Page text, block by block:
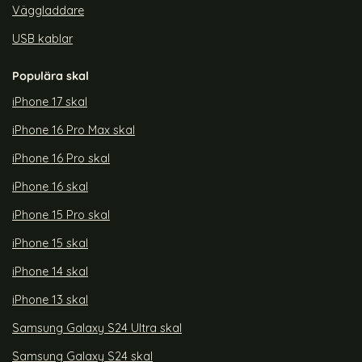
Väggladdare
USB kablar
Populära skal
iPhone 17 skal
iPhone 16 Pro Max skal
iPhone 16 Pro skal
iPhone 16 skal
iPhone 15 Pro skal
iPhone 15 skal
iPhone 14 skal
iPhone 13 skal
Samsung Galaxy S24 Ultra skal
Samsung Galaxy S24 skal